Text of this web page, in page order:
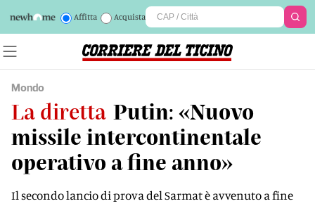
Affitta Acquista
Mondo
La diretta Putin: «Nuovo
missile intercontinentale
operativo a fine anno»
Il secondo lancio di prova del Sarmat è avvenuto a fine